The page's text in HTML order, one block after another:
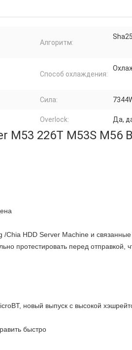
Алгоритм:
Способ охлаждения:
Сила:
Overlock: Да,
M53 226T M53S M56
/Chia HDD Server Machine и
протестировать перед отправкой,
новый выпуск с высокой
быстро